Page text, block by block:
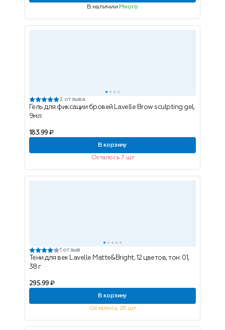
В наличии Много
2 отзыва
Гель для фиксации бровей Lavelle Brow sculpting gel,
9мл
183.99 ₽
В корзину
Осталось 7 шт
1 отзыв
Тени для век Lavelle Matte&Bright, 12 цветов, тон: 01,
38 г
295.99 ₽
В корзину
Осталось 26 шт